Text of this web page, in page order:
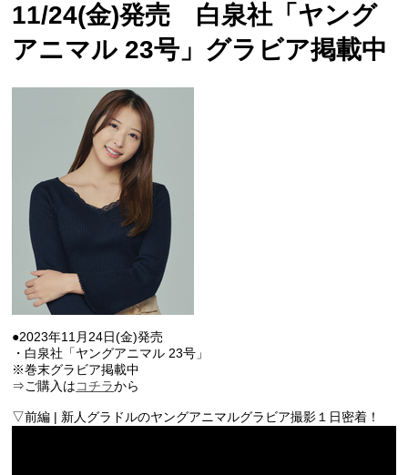
11/24(金)発売 白泉社「ヤング
アニマル 23号」グラビア掲載中
●2023年11月24日(金)発売
・白泉社「ヤングアニマル 23号」
※巻末グラビア掲載中
⇒ご購入はコチラから
▽前編 | 新人グラドルのヤングアニマルグラビア撮影１日密着！